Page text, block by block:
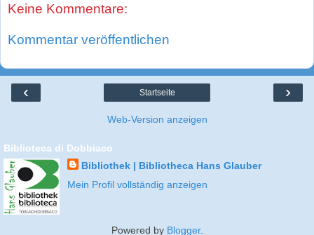
Keine Kommentare:
Kommentar veröffentlichen
‹ ›
Startseite
Web-Version anzeigen
Biblioteca di Dobbiaco
Bibliothek | Bibliotheca Hans Glauber
Mein Profil vollständig anzeigen
Powered by Blogger.